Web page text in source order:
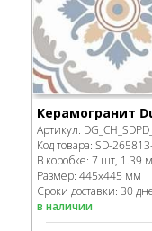
Керамогранит
Артикул:
Код товара: SD-265813
В коробке: 7 шт, 1.39 м
Размер: 445x445 мм
Сроки доставки: 30
в наличии